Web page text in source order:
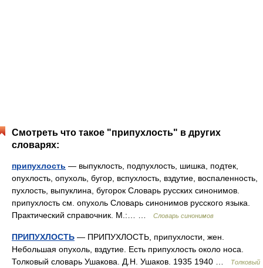
Смотреть что такое "припухлость" в других
словарях:
припухлость — выпуклость, подпухлость, шишка, подтек,
опухлость, опухоль, бугор, вспухлость, вздутие, воспаленность,
пухлость, выпуклина, бугорок Словарь русских синонимов.
припухлость см. опухоль Словарь синонимов русского языка.
Практический справочник. М.:… …
Словарь синонимов
ПРИПУХЛОСТЬ — ПРИПУХЛОСТЬ, припухлости, жен.
Небольшая опухоль, вздутие. Есть припухлость около носа.
Толковый словарь Ушакова. Д.Н. Ушаков. 1935 1940 …
Толковый